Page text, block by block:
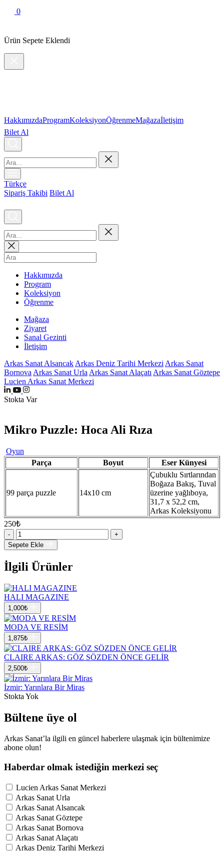
0
Ürün Sepete Eklendi
HakkımızdaProgramKoleksiyonÖğrenmeMağazaİletişim
Bilet Al
Türkçe
Sipariş Takibi Bilet Al
Hakkımızda
Program
Koleksiyon
Öğrenme
Mağaza
Ziyaret
Sanal Gezinti
İletişim
Arkas Sanat Alsancak Arkas Deniz Tarihi Merkezi Arkas Sanat
Bornova Arkas Sanat Urla Arkas Sanat Alaçatı Arkas Sanat Göztepe
Lucien Arkas Sanat Merkezi
Stokta Var
Mikro Puzzle: Hoca Ali Rıza
Oyun
Parça
Boyut Eser Künyesi
99 parça puzzle 14x10 cm
Çubuklu Sırtlarından
Boğaza Bakış, Tuval
üzerine yağlıboya,
31,7 x 52,2 cm,
Arkas Koleksiyonu
250₺
-
+
Sepete Ekle
İlgili Ürünler
HALI MAGAZINE
1,000₺
MODA VE RESİM
1,875₺
CLAIRE ARKAS: GÖZ SÖZDEN ÖNCE GELİR
2,500₺
İzmir: Yarınlara Bir Miras
Stokta Yok
Bültene üye ol
Arkas Sanat’la ilgili en güncel haberlere ulaşmak için bültenimize
abone olun!
Haberdar olmak istediğin merkezi seç
Lucien Arkas Sanat Merkezi
Arkas Sanat Urla
Arkas Sanat Alsancak
Arkas Sanat Göztepe
Arkas Sanat Bornova
Arkas Sanat Alaçatı
Arkas Deniz Tarihi Merkezi